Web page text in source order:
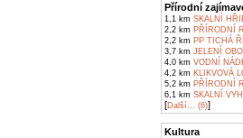
Přírodní
1,1 km SKALNÍ
2,2 km PŘÍRODNÍ
2,2 km PP TICHÁ
3,7 km JELENÍ
4,0 km VODNÍ
4,2 km KLIKVOVÁ
5,2 km PŘÍRODNÍ
6,1 km SKALNÍ
[Další... (6)]
Kultura